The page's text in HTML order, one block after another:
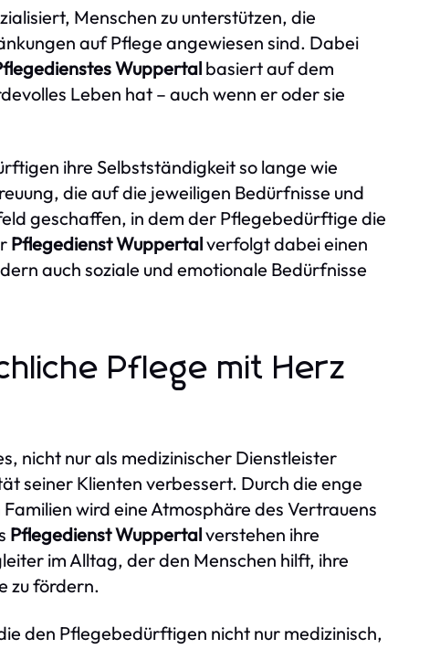
Menschen zu unterstützen, die
auf Pflege angewiesen sind. Dabei
Wuppertalbasiert auf dem
Leben hat – auch wenn er oder sie
ihre Selbstständigkeit so lange wie
die auf die jeweiligen Bedürfnisse und
geschaffen, in dem der Pflegebedürftige die
Pflegedienst Wuppertalverfolgt dabei einen
auch soziale und emotionale Bedürfnisse
Pflege mit Herz
nicht nur als medizinischer Dienstleister
seiner Klienten verbessert. Durch die enge
wird eine Atmosphäre des Vertrauens
Pflegedienst Wuppertalverstehen ihre
im Alltag, der den Menschen hilft, ihre
zu fördern.
den Pflegebedürftigen nicht nur medizinisch,